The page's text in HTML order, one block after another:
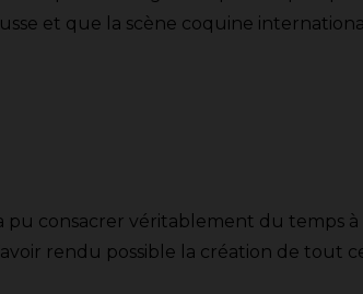
et que la scène coquine
pu consacrer véritablement du temps à
rendu possible la création de tout